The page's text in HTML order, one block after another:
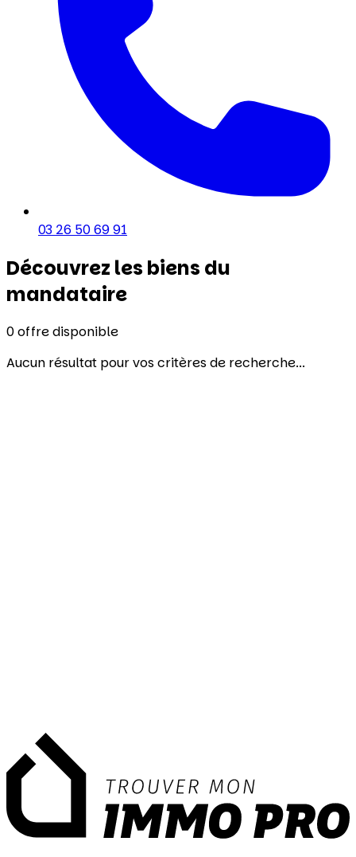
03 26 50 69 91
Découvrez les biens du
mandataire
0offre disponible
Aucun résultat pour vos critères de recherche...